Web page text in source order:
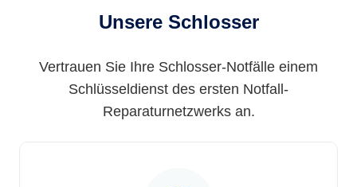
Unsere Schlosser
Vertrauen Sie Ihre Schlosser-Notfälle einem
Schlüsseldienst des ersten Notfall-
Reparaturnetzwerks an.